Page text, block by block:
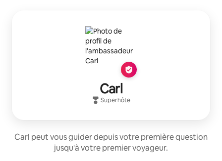
Carl
Superhôte
Carl peut vous guider depuis votre première question
jusqu'à votre premier voyageur.